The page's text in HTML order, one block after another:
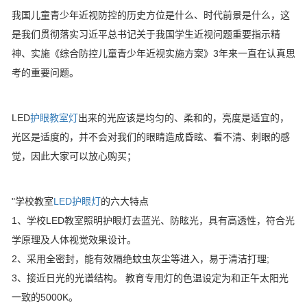
我国儿童青少年近视防控的历史方位是什么、时代前景是什么，这
是我们贯彻落实习近平总书记关于我国学生近视问题重要指示精
神、实施《综合防控儿童青少年近视实施方案》3年来一直在认真思
考的重要问题。
LED护眼教室灯出来的光应该是均匀的、柔和的，亮度是适宜的，
光区是适度的，并不会对我们的眼睛造成昏眩、看不清、刺眼的感
觉，因此大家可以放心购买；
"学校教室LED护眼灯的六大特点
1、学校LED教室照明护眼灯去蓝光、防眩光，具有高透性，符合光
学原理及人体视觉效果设计。
2、采用全密封，能有效隔绝蚊虫灰尘等进入，易于清洁打理;
3、接近日光的光谱结构。 教育专用灯的色温设定为和正午太阳光
一致的5000K。